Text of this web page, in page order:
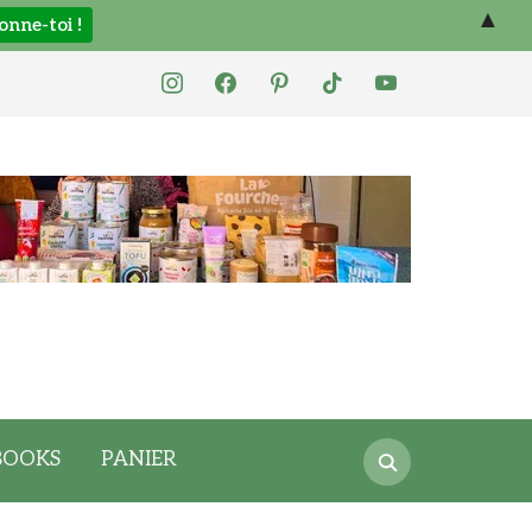
instagramfacebookpinteresttiktok youtube
Search
for:
PANIER
▲